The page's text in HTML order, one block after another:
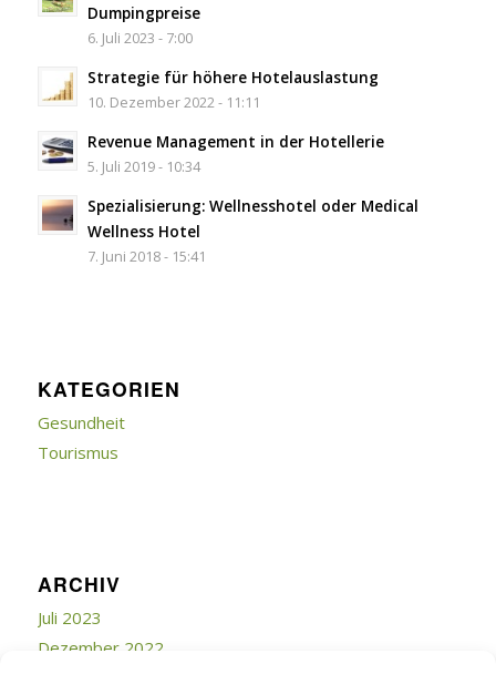
Dumpingpreise
6. Juli 2023 - 7:00
Strategie für höhere Hotelauslastung
10. Dezember 2022 - 11:11
Revenue Management in der Hotellerie
5. Juli 2019 - 10:34
Spezialisierung: Wellnesshotel oder Medical
Wellness Hotel
7. Juni 2018 - 15:41
KATEGORIEN
Gesundheit
Tourismus
ARCHIV
Juli 2023
Dezember 2022